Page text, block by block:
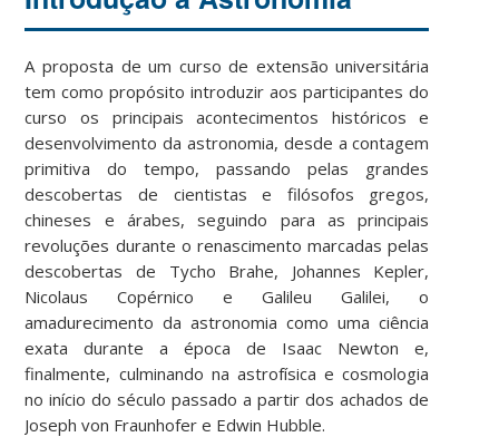
A proposta de um curso de extensão universitária
tem como propósito introduzir aos participantes do
curso os principais acontecimentos históricos e
desenvolvimento da astronomia, desde a contagem
primitiva do tempo, passando pelas grandes
descobertas de cientistas e filósofos gregos,
chineses e árabes, seguindo para as principais
revoluções durante o renascimento marcadas pelas
descobertas de Tycho Brahe, Johannes Kepler,
Nicolaus Copérnico e Galileu Galilei, o
amadurecimento da astronomia como uma ciência
exata durante a época de Isaac Newton e,
finalmente, culminando na astrofísica e cosmologia
no início do século passado a partir dos achados de
Joseph von Fraunhofer e Edwin Hubble.